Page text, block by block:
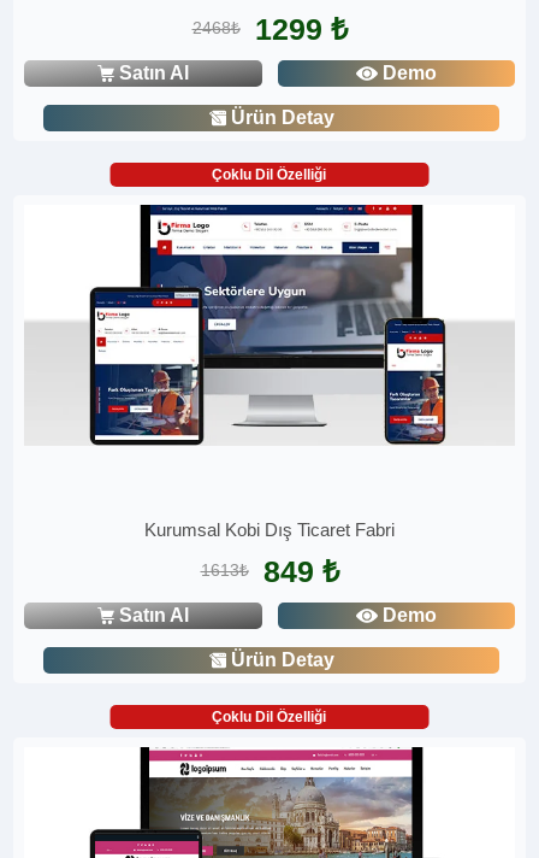
2468₺ 1299 ₺
Satın Al Demo
Ürün Detay
Çoklu Dil Özelliği
Kurumsal Kobi Dış Ticaret Fabri
1613₺ 849 ₺
Satın Al Demo
Ürün Detay
Çoklu Dil Özelliği